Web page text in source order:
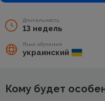
Длительность:
13 недель
Язык обучения
украинский
Кому будет